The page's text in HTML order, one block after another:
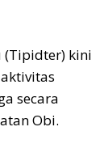
(Tipidter) kini
secara
Obi.